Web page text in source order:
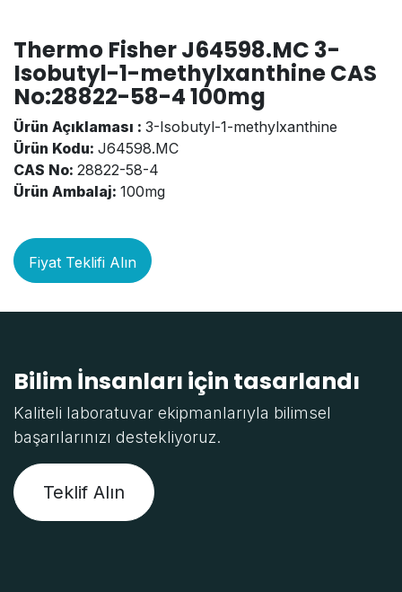
Thermo Fisher J64598.MC 3-
Isobutyl-1-methylxanthine CAS
No:28822-58-4 100mg
Ürün Açıklaması : 3-Isobutyl-1-methylxanthine
Ürün Kodu: J64598.MC
CAS No: 28822-58-4
Ürün Ambalaj: 100mg
Fiyat Teklifi Alın
Bilim İnsanları için tasarlandı
Kaliteli laboratuvar ekipmanlarıyla bilimsel
başarılarınızı destekliyoruz.
Teklif Alın